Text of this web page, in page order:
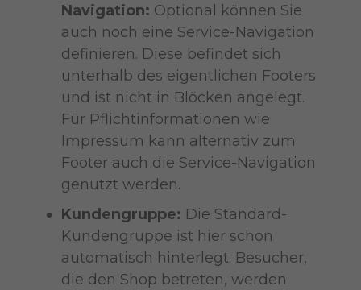
Navigation: Optional können Sie
auch noch eine Service-Navigation
definieren. Diese befindet sich
unterhalb des eigentlichen Footers
und ist nicht in Blöcken angelegt.
Für Pflichtinformationen wie
Impressum kann alternativ zum
Footer auch die Service-Navigation
genutzt werden.
Kundengruppe: Die Standard-
Kundengruppe ist hier schon
automatisch hinterlegt. Besucher,
die den Shop betreten, werden